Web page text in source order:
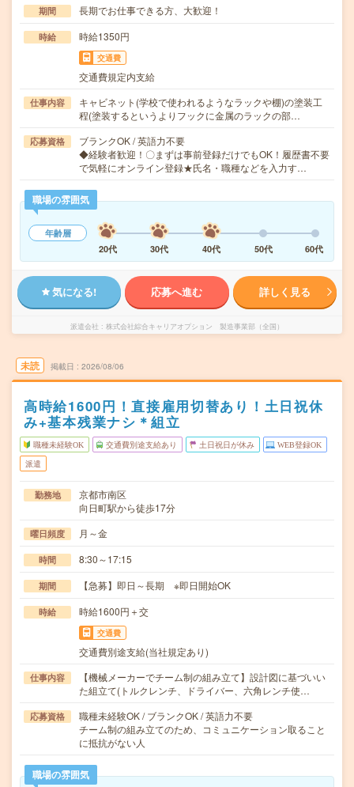
期間 長期でお仕事できる方、大歓迎！
時給 時給1350円
交通費
交通費規定内支給
仕事内容
キャビネット(学校で使われるようなラックや棚)の塗装工
程(塗装するというよりフックに金属のラックの部…
応募資格
ブランクOK / 英語力不要
◆経験者歓迎！〇まずは事前登録だけでもOK！履歴書不要
で気軽にオンライン登録★氏名・職種などを入力す…
職場の雰囲気
年齢層
20代
30代 40代 50代 60代
気になる! 応募へ進む 詳しく見る
派遣会社 株式会社綜合キャリアオプション 製造事業部（全国）
未読 掲載日 2026/08/06
高時給1600円！直接雇用切替あり！土日祝休
み+基本残業ナシ＊組立
職種未経験OK 交通費別途支給あり 土日祝日が休み WEB登録OK
派遣
勤務地
京都市南区
向日町駅から徒歩17分
曜日頻度 月～金
時間 8:30～17:15
期間 【急募】即日～長期 ※即日開始OK
時給 時給1600円＋交
交通費
交通費別途支給(当社規定あり)
仕事内容
【機械メーカーでチーム制の組み立て】設計図に基づいい
た組立て(トルクレンチ、ドライバー、六角レンチ使…
応募資格
職種未経験OK / ブランクOK / 英語力不要
チーム制の組み立てのため、コミュニケーション取ること
に抵抗がない人
職場の雰囲気